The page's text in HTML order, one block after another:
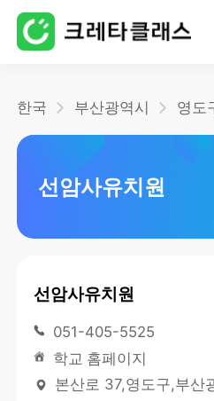
한국 부산광역시 영도
선암사유치원
선암사유치원
051-405-5525
학교 홈페이지
본산로 37,영도구,부산